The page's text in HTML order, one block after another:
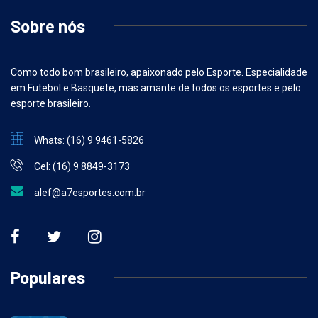
Sobre nós
Como todo bom brasileiro, apaixonado pelo Esporte. Especialidade
em Futebol e Basquete, mas amante de todos os esportes e pelo
esporte brasileiro.
Whats: (16) 9 9461-5826
Cel: (16) 9 8849-3173
alef@a7esportes.com.br
Populares